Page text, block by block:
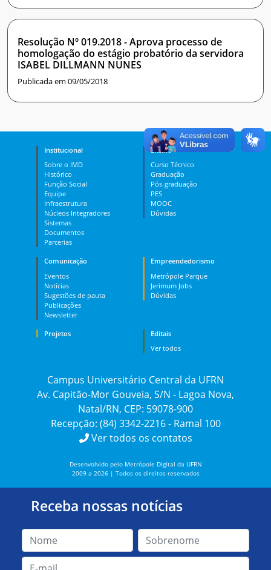
Resolução Nº 019.2018 - Aprova processo de
homologação do estágio probatório da servidora
ISABEL DILLMANN NUNES
Publicada em 09/05/2018
Institucional
Sobre o IMD
Histórico
Função Social
Equipe
Infraestrutura
Núcleos Integradores
Sistemas
Documentos
Parcerias
Ensino
Curso Técnico
Graduação
Pós-graduação
PES
MOOC
Dúvidas
Comunicação
Eventos
Notícias
Sugestões de pauta
Publicações
Newsletter
Empreendedorismo
Metrópole Parque
Jerimum Jobs
Dúvidas
Projetos
Editais
Ver todos
Campus Universitário Central da UFRN
Av. Capitão-Mor Gouveia, S/N - Lagoa Nova,
Natal/RN, CEP: 59078-900
Recepção: (84) 3342-2216 - Ramal 100
Ver todos os contatos
Desenvolvido pelo Metrópole Digital da UFRN
2009 a 2026 | Todos os direitos reservados
Receba nossas notícias